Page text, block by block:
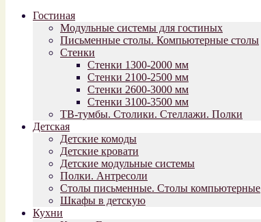
Гостиная
Модульные системы для гостиных
Письменные столы. Компьютерные столы
Стенки
Стенки 1300-2000 мм
Стенки 2100-2500 мм
Стенки 2600-3000 мм
Стенки 3100-3500 мм
ТВ-тумбы. Столики. Стеллажи. Полки
Детская
Детские комоды
Детские кровати
Детские модульные системы
Полки. Антресоли
Столы письменные. Столы компьютерные
Шкафы в детскую
Кухни